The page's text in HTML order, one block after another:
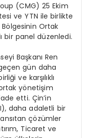
(CMG) 25 Ekim
ve YTN ile birlikte
Ortak
bir panel düzenledi.
Başkanı Ren
gün daha
ve karşılıklı
yönetişim
etti. Çin’in
daha adaletli bir
çözümler
Ticaret ve